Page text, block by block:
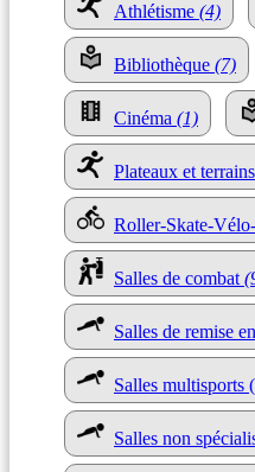
Athlétisme (4)
Bibliothèque (7)
Cinéma (1)
Plateaux et
Roller-Skate-
Salles de combat
Salles de remise
Salles multisports
Salles non